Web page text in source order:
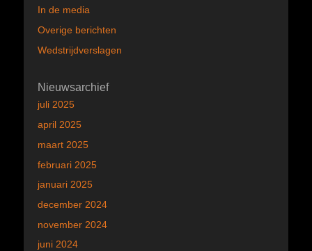
In de media
Overige berichten
Wedstrijdverslagen
Nieuwsarchief
juli 2025
april 2025
maart 2025
februari 2025
januari 2025
december 2024
november 2024
juni 2024